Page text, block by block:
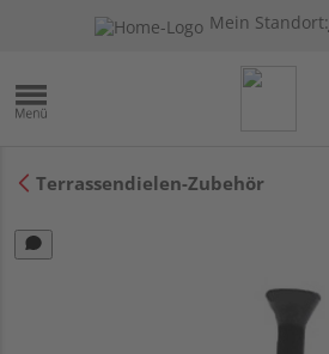
Mein Standort:
Terrassendielen-Zubehör